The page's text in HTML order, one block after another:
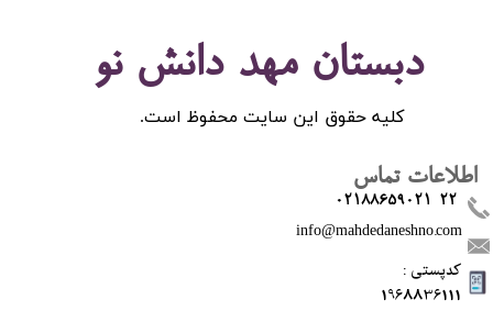
دبستان مهد دانش نو
اطلاعات تماس
02188659021-22
info@mahdedaneshno.com
​کدپستی :
1968836111
کلیه حقوق این سایت محفوظ است.